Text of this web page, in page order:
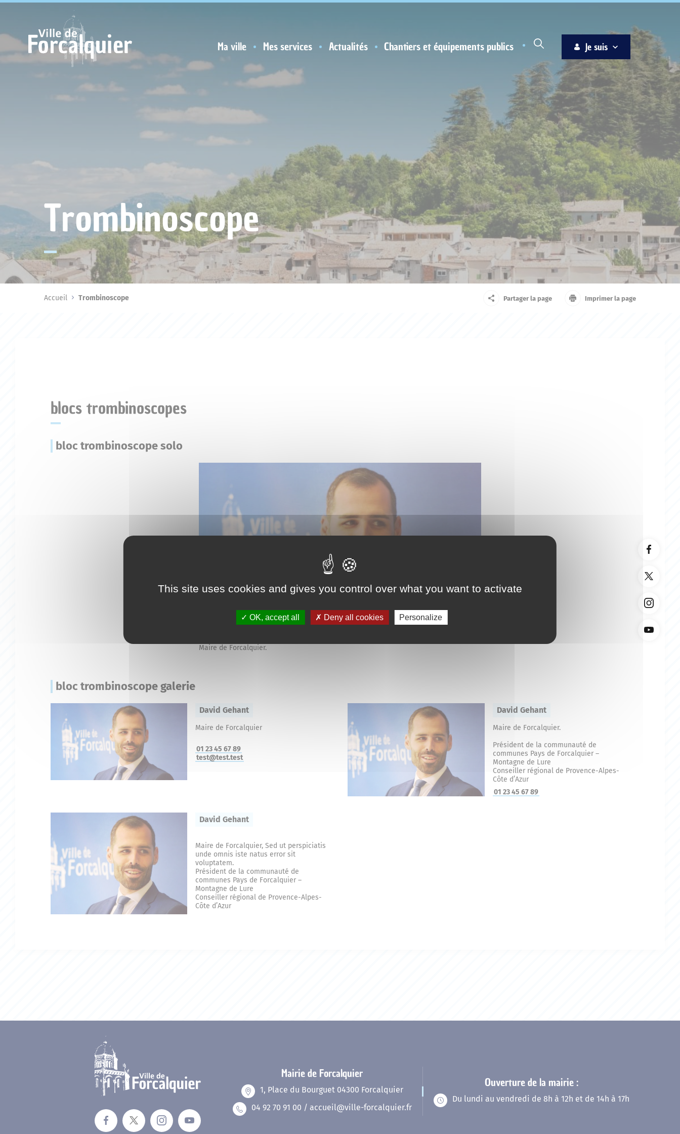
Ma ville Mes services Actualités Chantiers et équipements publics Je suis
Habitant
Associations
Jeune
Entreprise
Ainé
Nouvel
arrivant
Touriste
Trombinoscope
Accueil Trombinoscope Partager la page Imprimer la page
blocs trombinoscopes
bloc trombinoscope solo
Maire de Forcalquier.
bloc trombinoscope galerie
David Gehant
Maire de Forcalquier
01 23 45 67 89
test@test.test
David Gehant
Maire de Forcalquier.
Président de la communauté de
communes Pays de Forcalquier –
Montagne de Lure
Conseiller régional de Provence-Alpes-
Côte d’Azur
01 23 45 67 89
David Gehant
Maire de Forcalquier, Sed ut perspiciatis
unde omnis iste natus error sit
voluptatem.
Président de la communauté de
communes Pays de Forcalquier –
Montagne de Lure
Conseiller régional de Provence-Alpes-
Côte d’Azur
Mairie de Forcalquier
1, Place du Bourguet 04300 Forcalquier
04 92 70 91 00 / accueil@ville-forcalquier.fr
Ouverture de la mairie :
Du lundi au vendredi de 8h à 12h et de 14h à 17h
Cookies management panel
This site uses cookies and gives you control over what you want to activate
OK, accept all Deny all cookies Personalize